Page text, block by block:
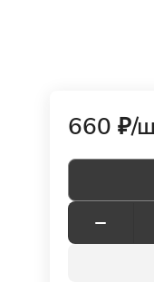
660 ₽/